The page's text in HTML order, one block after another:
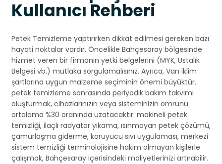
Kullanıcı Rehberi
Petek Temizleme yaptırırken dikkat edilmesi gereken bazı
hayati noktalar vardır. Öncelikle Bahçesaray bölgesinde
hizmet veren bir firmanın yetki belgelerini (MYK, Ustalık
Belgesi vb.) mutlaka sorgulamalısınız. Ayrıca, Van iklim
şartlarına uygun malzeme seçiminin önemi büyüktür.
petek temizleme sonrasında periyodik bakım takvimi
oluşturmak, cihazlarınızın veya sisteminizin ömrünü
ortalama %30 oranında uzatacaktır. makineli petek
temizliği, ilaçlı radyatör yıkama, ısınmayan petek çözümü,
çamurlaşma giderme, koruyucu sıvı uygulaması, merkezi
sistem temizliği terminolojisine hakim olmayan kişilerle
çalışmak, Bahçesaray içerisindeki maliyetlerinizi artırabilir.